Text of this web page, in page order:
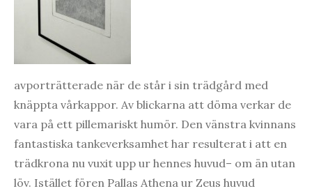
avporträtterade när de står i sin trädgård med
knäppta vårkappor. Av blickarna att döma verkar de
vara på ett pillemariskt humör. Den vänstra kvinnans
fantastiska tankeverksamhet har resulterat i att en
trädkrona nu vuxit upp ur hennes huvud– om än utan
löv. Istället fören Pallas Athena ur Zeus huvud